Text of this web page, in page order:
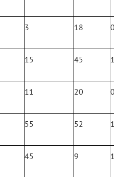
3 18 0
15 45 1
11 20 0
55 52 1
45 9 1